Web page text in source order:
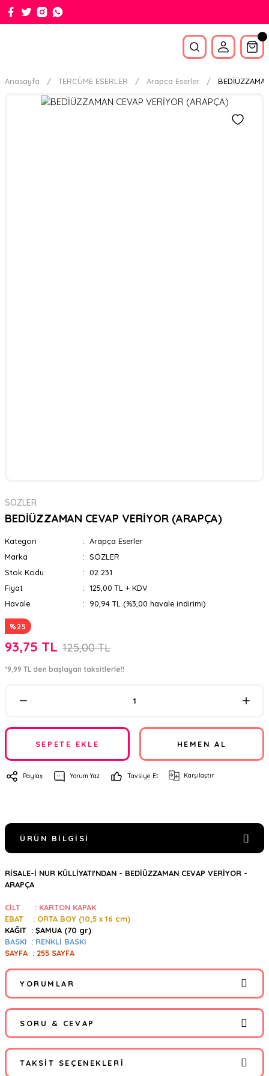
Anasayfa TERCÜME ESERLER Arapça Eserler
SÖZLER
BEDİÜZZAMAN CEVAP VERİYOR (ARAPÇA)
Kategori
Arapça Eserler
Marka
SÖZLER
Stok Kodu
02 231
Fiyat
125,00 TL + KDV
Havale
90,94 TL (%3,00 havale indirimi)
%25
93,75 TL 125,00 TL
*9,99 TL den başlayan taksitlerle!!
SEPETE EKLE HEMEN AL
Paylaş Yorum Yaz Tavsiye Et Karşılaştır
ÜRÜN BILGISI
RİSALE-İ NUR KÜLLİYATI'NDAN - BEDİÜZZAMAN CEVAP VERİYOR -
ARAPÇA
CİLT : KARTON KAPAK
EBAT : ORTA BOY (10,5 x 16 cm)
KAĞIT : ŞAMUA (70 gr)
BASKI : RENKLİ BASKI
SAYFA : 255 SAYFA
YORUMLAR
Bu ürüne ilk yorumu siz yapın!
Yorum Yaz
SORU & CEVAP
TAKSIT SEÇENEKLERI